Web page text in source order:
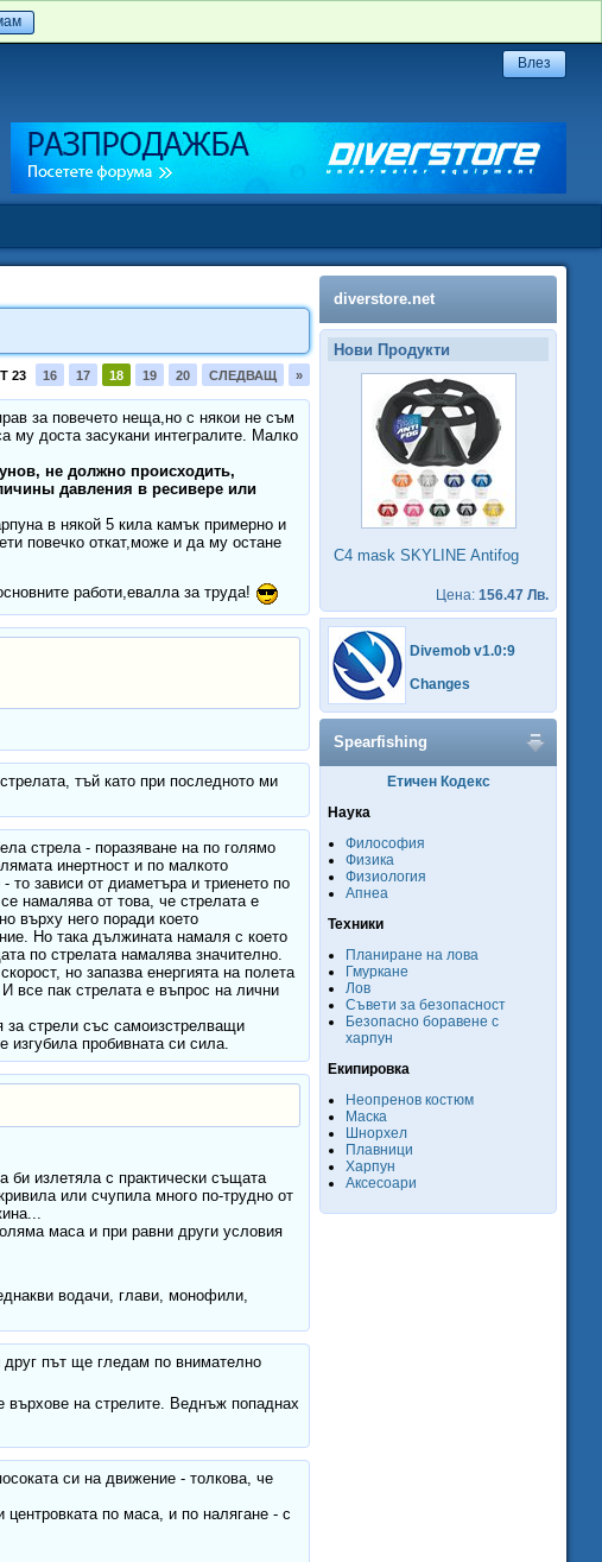
23 16 17 18 19 20 СЛЕДВАЩ »
за повечето неща,но с някои не съм
му доста засукани интегралите. Малко
не должно происходить,
давления в ресивере или
в някой 5 кила камък примерно и
повечко откат,може и да му остане
работи,евалла за труда!
тъй като при последното ми
стрела - поразяване на по голямо
инертност и по малкото
то зависи от диаметъра и триенето по
намалява от това, че стрелата е
върху него поради което
Но така дължината намаля с което
по стрелата намалява значително.
но запазва енергията на полета
все пак стрелата е въпрос на лични
стрели със самоизстрелващи
изгубила пробивната си сила.
би излетяла с практически същата
или счупила много по-трудно от
маса и при равни други условия
водачи, глави, монофили,
друг път ще гледам по внимателно
върхове на стрелите. Веднъж попаднах
си на движение - толкова, че
центровката по маса, и по налягане - с
diverstore.net
Нови Продукти
C4 mask SKYLINE Antifog
Цена: 156.47 Лв.
Divemob v1.0:9
Changes
Spearfishing
Етичен Кодекс
Наука
Философия
Физика
Физиология
Апнеа
Техники
Планиране на лова
Гмуркане
Лов
Съвети за безопасност
Безопасно боравене с
харпун
Екипировка
Неопренов костюм
Маска
Шнорхел
Плавници
Харпун
Аксесоари